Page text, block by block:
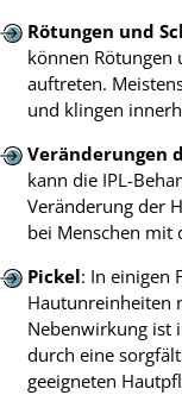
Rötungen und
können Rötungen
auftreten.
und klingen
Veränderungen
kann die IPL-
Veränderung der
bei Menschen mit
Pickel: In einigen
Hautunreinheiten
Nebenwirkung ist
durch eine
geeigneten